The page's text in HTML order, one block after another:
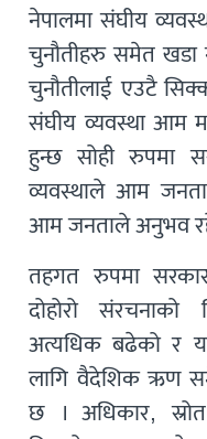
नेपालमा संघीय
चुनौतीहरु समेत
चुनौतीलाई एउटै
संघीय व्यवस्था आम
हुन्छ सोही रुपमा
व्यवस्थाले आम
आम जनताले अनुभव
तहगत रुपमा
दोहोरो संरचनाको
अत्यधिक बढेको र
लागि वैदेशिक ऋण
छ । अधिकार,